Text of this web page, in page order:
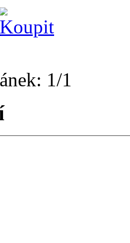
1/1